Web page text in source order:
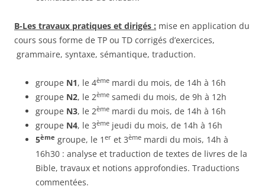
B-Les travaux pratiques et dirigés : mise en application du
cours sous forme de TP ou TD corrigés d’exercices,
grammaire, syntaxe, sémantique, traduction.
groupe N1, le 4ème mardi du mois, de 14h à 16h
groupe N2, le 2ème samedi du mois, de 9h à 12h
groupe N3, le 2ème mardi du mois, de 14h à 16h
groupe N4, le 3ème jeudi du mois, de 14h à 16h
5ème groupe, le 1 er et 3ème mardi du mois, 14h à
16h30 : analyse et traduction de textes de livres de la
Bible, travaux et notions approfondies. Traductions
commentées.